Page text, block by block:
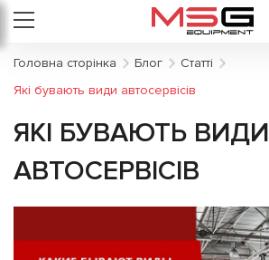
Головна сторінка Блог
Статті
Які бувають види автосервісів
ЯКІ БУВАЮТЬ ВИДИ
АВТОСЕРВІСІВ